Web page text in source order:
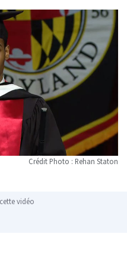
Crédit Photo : Rehan Staton
vidéo